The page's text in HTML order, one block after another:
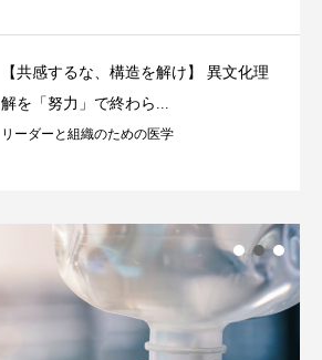
【共感するな、構造を解け】 異文化理
解を「努力」で終わら...
リーダーと組織のための医学